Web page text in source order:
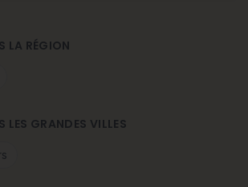
LA RÉGION
LES GRANDES VILLES